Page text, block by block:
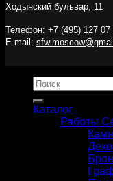
Ходынский бульвар, 11
Телефон: +7 (495) 127 07
E-mail:
Искать:
Каталог
Работы